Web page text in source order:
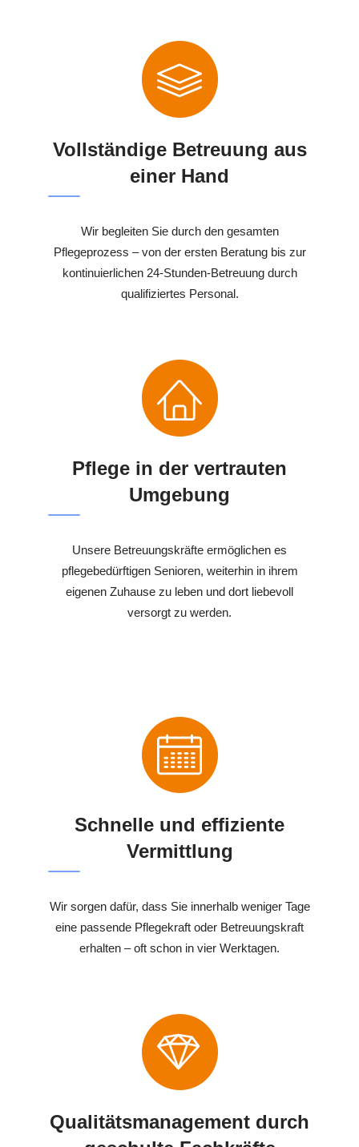
Vollständige Betreuung aus
einer Hand
Wir begleiten Sie durch den gesamten
Pflegeprozess – von der ersten Beratung bis zur
kontinuierlichen 24-Stunden-Betreuung durch
qualifiziertes Personal.
Pflege in der vertrauten
Umgebung
Unsere Betreuungskräfte ermöglichen es
pflegebedürftigen Senioren, weiterhin in ihrem
eigenen Zuhause zu leben und dort liebevoll
versorgt zu werden.
Schnelle und effiziente
Vermittlung
Wir sorgen dafür, dass Sie innerhalb weniger Tage
eine passende Pflegekraft oder Betreuungskraft
erhalten – oft schon in vier Werktagen.
Qualitätsmanagement durch